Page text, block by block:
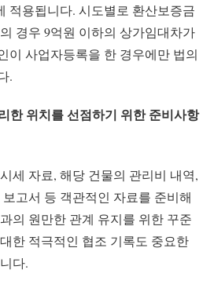
적용됩니다. 시도별로 환산보증금
경우 9억원 이하의 상가임대차가
이 사업자등록을 한 경우에만 법의
.
한 위치를 선점하기 위한 준비사항
세 자료, 해당 건물의 관리비 내역,
고서 등 객관적인 자료를 준비해
의 원만한 관계 유지를 위한 꾸준
한 적극적인 협조 기록도 중요한
다.